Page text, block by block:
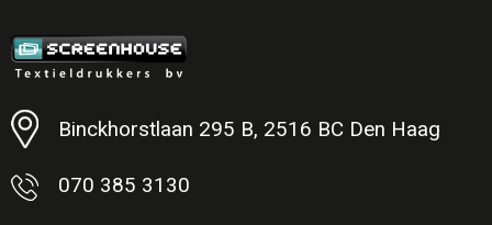
Minimale afname: 1
Binckhorstlaan 295 B, 2516 BC Den Haag
070 385 3130